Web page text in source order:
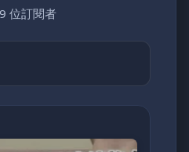
位訂閱者